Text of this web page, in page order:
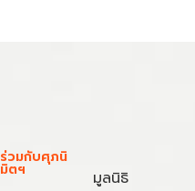
ร่วมกับศุภนิ
มิตฯ
มูลนิธิ